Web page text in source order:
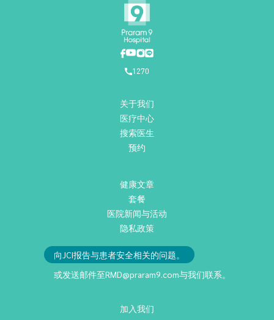
1270
关于我们
医疗中心
搜索医生
预约
健康文章
套餐
医院新闻与活动
隐私政策
向JCI报告与患者安全相关的问题。
或发送邮件至RMD@praram9.com与我们联系。
加入我们